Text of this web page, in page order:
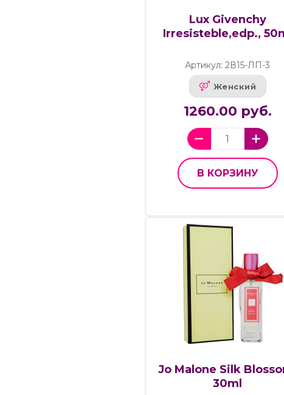
Lux Givenchy
Irresisteble,edp.,
Артикул: 2В15-ЛП-3
Женский
1260.00 руб.
В КОРЗИНУ
Jo Malone Silk
30ml